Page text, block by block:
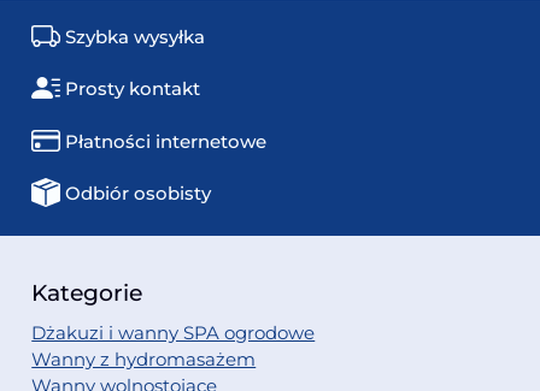
Szybka wysyłka
Prosty kontakt
Płatności internetowe
Odbiór osobisty
Kategorie
Dżakuzi i wanny SPA ogrodowe
Wanny z hydromasażem
Wanny wolnostojące